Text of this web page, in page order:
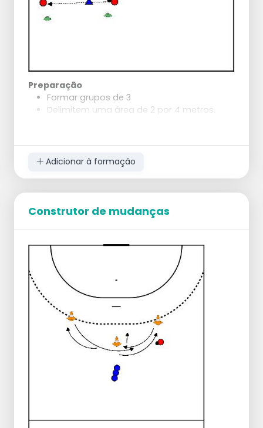
Preparação
Formar grupos de 3
Delimitem uma área de 2 por 4 metros.
O jogador 1 tem a bola e coloca-se num
dos lados do "campo
O objetivo é dar a bola ao segundo
jogador, correndo e rodando com a bola à
volta do defesa (estilo râguebi)
O defesa continua a defender o atacante
frontalmente e faz contra-pressão.
Com o pé da frente, pressionar
frontalmente e não pelo lado
Adicionar à formação
Construtor de mudanças